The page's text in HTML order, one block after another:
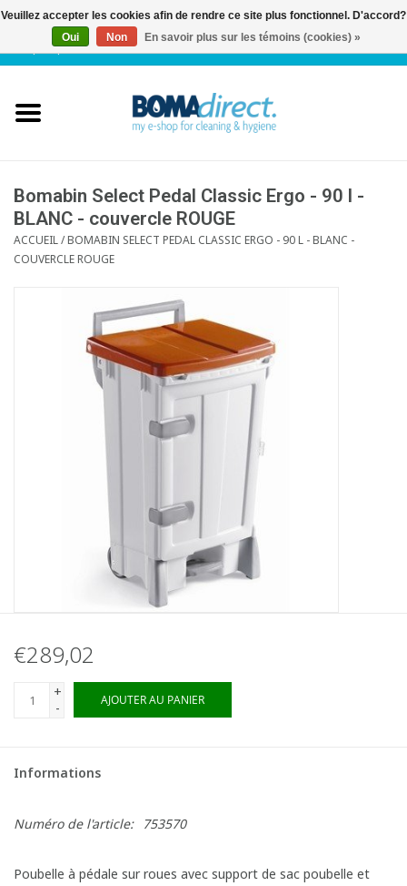
FR| 0 Articles
Service client
Blog
Bomabin Select Pedal Classic Ergo - 90 l -
BLANC - couvercle ROUGE
ACCUEIL/BOMABIN SELECT PEDAL CLASSIC ERGO - 90 L - BLANC -
COUVERCLE ROUGE
€289,02
+
-
AJOUTER AU PANIER
Informations
Numéro de l'article: 753570
Poubelle à pédale sur roues avec support de sac poubelle et
Veuillez accepter les cookies afin de rendre ce site plus fonctionnel. D'accord?
Oui
Non En savoir plus sur les témoins (cookies) »